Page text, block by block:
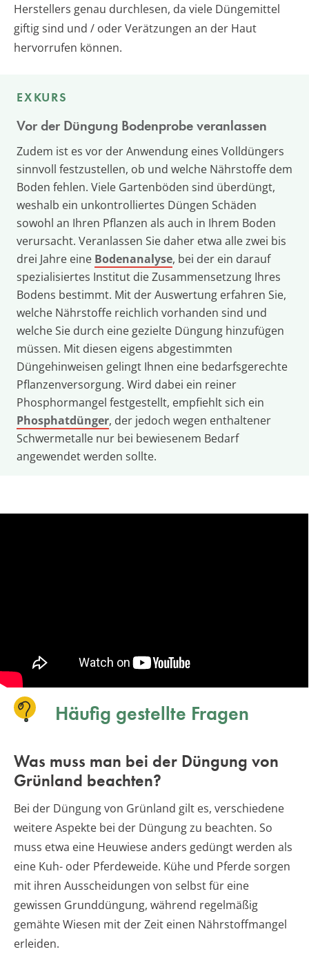
Herstellers genau durchlesen, da viele Düngemittel
giftig sind und / oder Verätzungen an der Haut
hervorrufen können.
EXKURS
Vor der Düngung Bodenprobe veranlassen
Zudem ist es vor der Anwendung eines Volldüngers
sinnvoll festzustellen, ob und welche Nährstoffe dem
Boden fehlen. Viele Gartenböden sind überdüngt,
weshalb ein unkontrolliertes Düngen Schäden
sowohl an Ihren Pflanzen als auch in Ihrem Boden
verursacht. Veranlassen Sie daher etwa alle zwei bis
drei Jahre eine Bodenanalyse, bei der ein darauf
spezialisiertes Institut die Zusammensetzung Ihres
Bodens bestimmt. Mit der Auswertung erfahren Sie,
welche Nährstoffe reichlich vorhanden sind und
welche Sie durch eine gezielte Düngung hinzufügen
müssen. Mit diesen eigens abgestimmten
Düngehinweisen gelingt Ihnen eine bedarfsgerechte
Pflanzenversorgung. Wird dabei ein reiner
Phosphormangel festgestellt, empfiehlt sich ein
Phosphatdünger, der jedoch wegen enthaltener
Schwermetalle nur bei bewiesenem Bedarf
angewendet werden sollte.
Häufig gestellte Fragen
Was muss man bei der Düngung von
Grünland beachten?
Bei der Düngung von Grünland gilt es, verschiedene
weitere Aspekte bei der Düngung zu beachten. So
muss etwa eine Heuwiese anders gedüngt werden als
eine Kuh- oder Pferdeweide. Kühe und Pferde sorgen
mit ihren Ausscheidungen von selbst für eine
gewissen Grunddüngung, während regelmäßig
gemähte Wiesen mit der Zeit einen Nährstoffmangel
erleiden.